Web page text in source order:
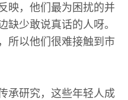
映，他们最为困扰的并
缺少敢说真话的人呀。
所以他们很难接触到市
承研究，这些年轻人成